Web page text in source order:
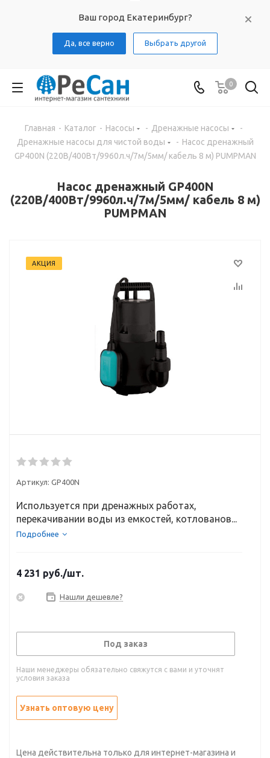
Ваш город Екатеринбург?
Да, все верно Выбрать другой
0
Главная - Каталог - Насосы - Дренажные насосы
-
Дренажные насосы для чистой воды
- Насос дренажный
GP400N (220В/400Вт/9960л.ч/7м/5мм/ кабель 8 м) PUMPMAN
Насос дренажный GP400N
(220В/400Вт/9960л.ч/7м/5мм/ кабель 8 м)
PUMPMAN
АКЦИЯ
Артикул: GP400N
Используется при дренажных работах,
перекачивании воды из емкостей, котлованов...
Подробнее
4 231 руб./шт.
Нашли дешевле?
Под заказ
Наши менеджеры обязательно свяжутся с вами и уточнят
условия заказа
Узнать оптовую цену
Цена действительна только для интернет-магазина и